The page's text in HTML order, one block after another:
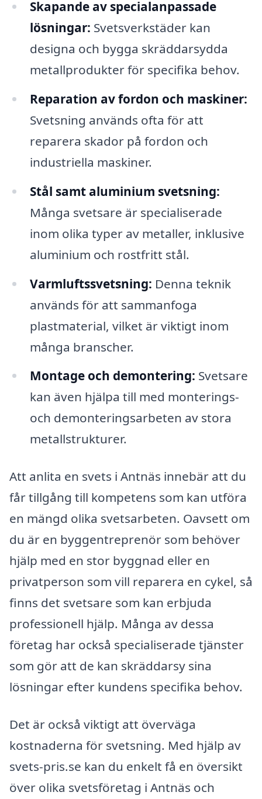
Skapande av specialanpassade
lösningar: Svetsverkstäder kan
designa och bygga skräddarsydda
metallprodukter för specifika behov.
Reparation av fordon och maskiner:
Svetsning används ofta för att
reparera skador på fordon och
industriella maskiner.
Stål samt aluminium svetsning:
Många svetsare är specialiserade
inom olika typer av metaller, inklusive
aluminium och rostfritt stål.
Varmluftssvetsning: Denna teknik
används för att sammanfoga
plastmaterial, vilket är viktigt inom
många branscher.
Montage och demontering: Svetsare
kan även hjälpa till med monterings-
och demonteringsarbeten av stora
metallstrukturer.
Att anlita en svets i Antnäs innebär att du
får tillgång till kompetens som kan utföra
en mängd olika svetsarbeten. Oavsett om
du är en byggentreprenör som behöver
hjälp med en stor byggnad eller en
privatperson som vill reparera en cykel, så
finns det svetsare som kan erbjuda
professionell hjälp. Många av dessa
företag har också specialiserade tjänster
som gör att de kan skräddarsy sina
lösningar efter kundens specifika behov.
Det är också viktigt att överväga
kostnaderna för svetsning. Med hjälp av
svets-pris.se kan du enkelt få en översikt
över olika svetsföretag i Antnäs och